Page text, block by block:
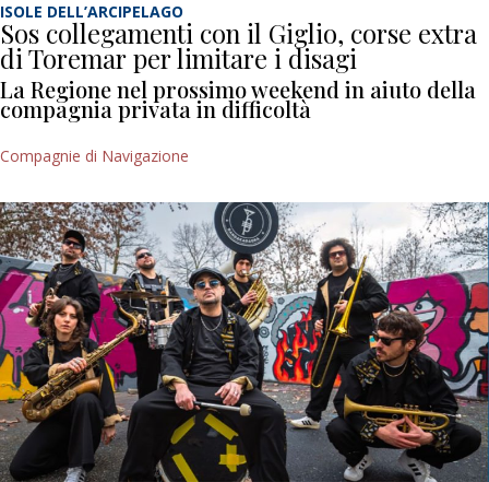
ISOLE DELL’ARCIPELAGO
Sos collegamenti con il Giglio, corse extra
di Toremar per limitare i disagi
La Regione nel prossimo weekend in aiuto della
compagnia privata in difficoltà
Compagnie di Navigazione